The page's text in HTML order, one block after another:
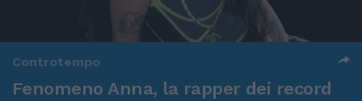
Controtempo
Fenomeno Anna, la rapper dei record